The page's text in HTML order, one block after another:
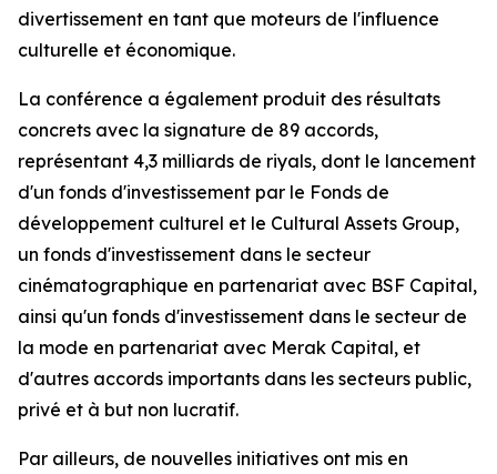
divertissement en tant que moteurs de l'influence
culturelle et économique.
La conférence a également produit des résultats
concrets avec la signature de 89 accords,
représentant 4,3 milliards de riyals, dont le lancement
d'un fonds d'investissement par le Fonds de
développement culturel et le Cultural Assets Group,
un fonds d'investissement dans le secteur
cinématographique en partenariat avec BSF Capital,
ainsi qu'un fonds d'investissement dans le secteur de
la mode en partenariat avec Merak Capital, et
d'autres accords importants dans les secteurs public,
privé et à but non lucratif.
Par ailleurs, de nouvelles initiatives ont mis en